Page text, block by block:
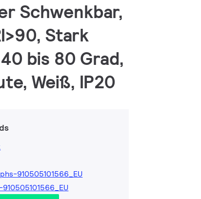
Schwenkbar,
Stark
bis 80 Grad,
Weiß, IP20
910505101566_EU